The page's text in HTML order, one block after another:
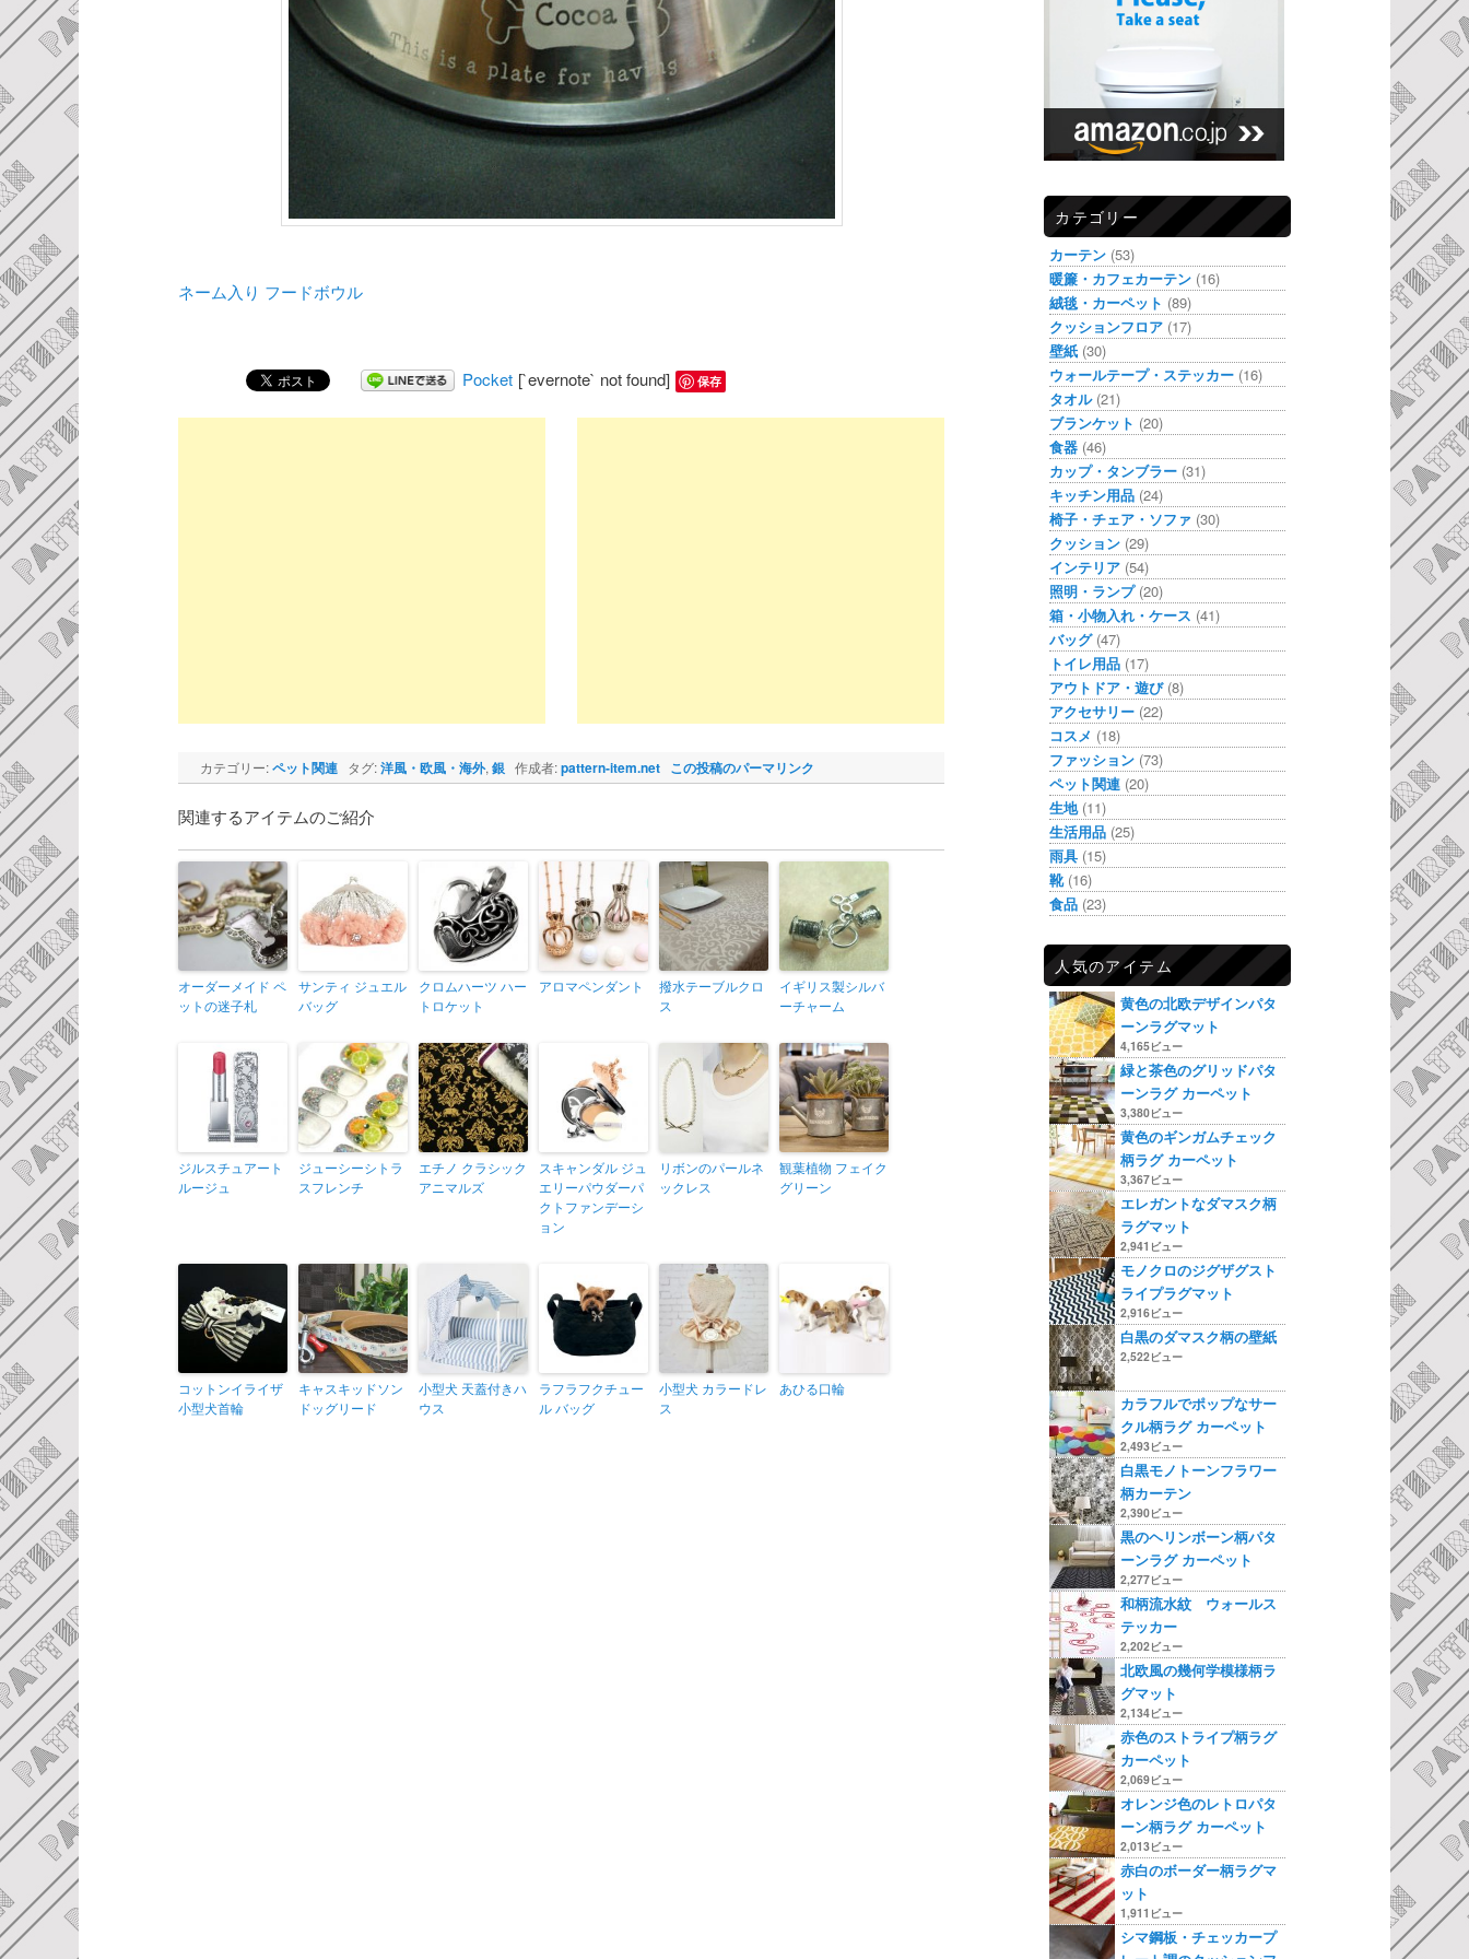
ネーム入り フードボウル
Pocket [`evernote` not found] 保存
カテゴリー:ペット関連 タグ:洋風・欧風・海外,銀 作成者:pattern-item.net この投稿のパーマリンク
関連するアイテムのご紹介
オーダーメイド ペ
ットの迷子札
サンティ ジュエル
バッグ
クロムハーツ ハー
トロケット
アロマペンダント
撥水テーブルクロ
ス
イギリス製シルバ
ーチャーム
ジルスチュアート
ルージュ
ジューシーシトラ
スフレンチ
エチノ クラシック
アニマルズ
スキャンダル ジュ
エリーパウダーパ
クトファンデーシ
ョン
リボンのパールネ
ックレス
観葉植物 フェイク
グリーン
コットンイライザ
小型犬首輪
キャスキッドソン
ドッグリード
小型犬 天蓋付きハ
ウス
ラフラフクチュー
ル バッグ
小型犬 カラードレ
ス
あひる口輪
カテゴリー
カーテン (53)
暖簾・カフェカーテン (16)
絨毯・カーペット (89)
クッションフロア (17)
壁紙 (30)
ウォールテープ・ステッカー (16)
タオル(21)
ブランケット (20)
食器 (46)
カップ・タンブラー (31)
キッチン用品 (24)
椅子・チェア・ソファ (30)
クッション (29)
インテリア (54)
照明・ランプ(20)
箱・小物入れ・ケース (41)
バッグ(47)
トイレ用品 (17)
アウトドア・遊び(8)
アクセサリー (22)
コスメ (18)
ファッション (73)
ペット関連 (20)
生地(11)
生活用品 (25)
雨具 (15)
靴(16)
食品 (23)
人気のアイテム
黄色の北欧デザインパタ
ーンラグマット
4,165ビュー
緑と茶色のグリッドパタ
ーンラグ カーペット
3,380ビュー
黄色のギンガムチェック
柄ラグ カーペット
3,367ビュー
エレガントなダマスク柄
ラグマット
2,941ビュー
モノクロのジグザグスト
ライプラグマット
2,916ビュー
白黒のダマスク柄の壁紙
2,522ビュー
カラフルでポップなサー
クル柄ラグ カーペット
2,493ビュー
白黒モノトーンフラワー
柄カーテン
2,390ビュー
黒のヘリンボーン柄パタ
ーンラグ カーペット
2,277ビュー
和柄流水紋 ウォールス
テッカー
2,202ビュー
北欧風の幾何学模様柄ラ
グマット
2,134ビュー
赤色のストライプ柄ラグ
カーペット
2,069ビュー
オレンジ色のレトロパタ
ーン柄ラグ カーペット
2,013ビュー
赤白のボーダー柄ラグマ
ット
1,911ビュー
シマ鋼板・チェッカープ